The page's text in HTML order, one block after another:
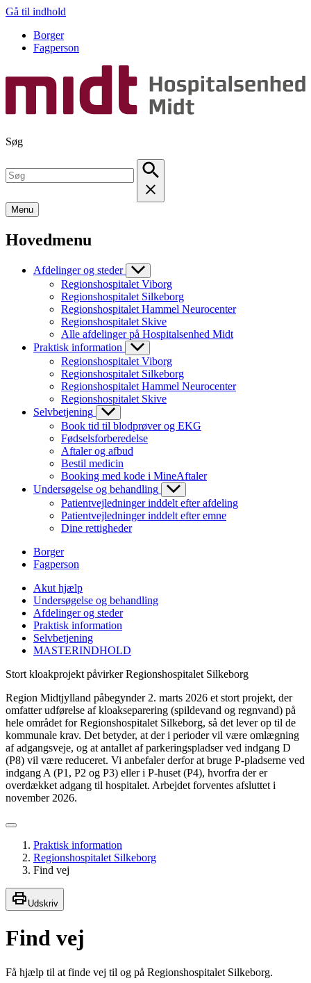
Gå til indhold
Borger
Fagperson
Søg
Menu
Hovedmenu
Afdelinger og steder
Regionshospitalet Viborg
Regionshospitalet Silkeborg
Regionshospitalet Hammel Neurocenter
Regionshospitalet Skive
Alle afdelinger på Hospitalsenhed Midt
Praktisk information
Regionshospitalet Viborg
Regionshospitalet Silkeborg
Regionshospitalet Hammel Neurocenter
Regionshospitalet Skive
Selvbetjening
Book tid til blodprøver og EKG
Fødselsforberedelse
Aftaler og afbud
Bestil medicin
Booking med kode i MineAftaler
Undersøgelse og behandling
Patientvejledninger inddelt efter afdeling
Patientvejledninger inddelt efter emne
Dine rettigheder
Borger
Fagperson
Akut hjælp
Undersøgelse og behandling
Afdelinger og steder
Praktisk information
Selvbetjening
MASTERINDHOLD
Stort kloakprojekt påvirker Regionshospitalet Silkeborg
Region Midtjylland påbegynder 2. marts 2026 et stort projekt, der
omfatter udførelse af kloakseparering (spildevand og regnvand) på
hele området for Regionshospitalet Silkeborg, så det lever op til de
kommunale krav. Det betyder, at der i perioder vil være omlægning
af adgangsveje, og at antallet af parkeringspladser ved indgang D
(P8) vil være reduceret. Vi anbefaler derfor at bruge P-pladserne ved
indgang A (P1, P2 og P3) eller i P-huset (P4), hvorfra der er
overdækket adgang til hospitalet. Arbejdet forventes afsluttet i
november 2026.
Praktisk information
Regionshospitalet Silkeborg
Find vej
Udskriv
Find vej
Få hjælp til at finde vej til og på Regionshospitalet Silkeborg.